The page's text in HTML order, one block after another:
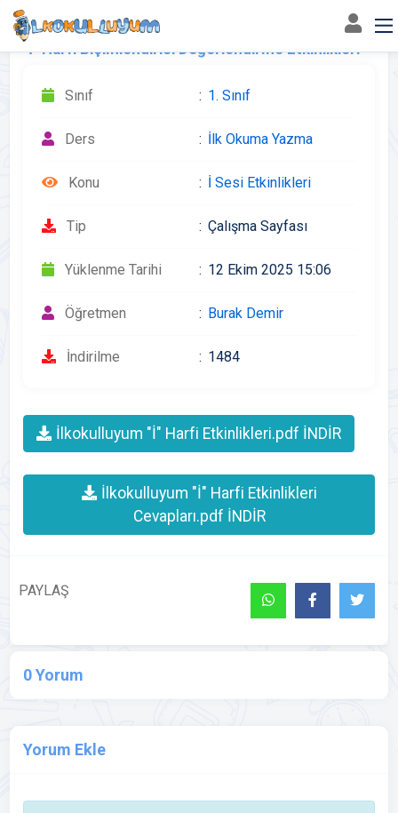
"İ" Harfi Biçimlendirici Değerlendirme Etkinlikleri
Sınıf 1. Sınıf
Ders İlk Okuma Yazma
Konu İ Sesi Etkinlikleri
Tip Çalışma Sayfası
Yüklenme Tarihi 12 Ekim 2025 15:06
Öğretmen Burak Demir
İndirilme 1484
İlkokulluyum "İ" Harfi Etkinlikleri.pdf İNDİR
İlkokulluyum "İ" Harfi Etkinlikleri
Cevapları.pdf İNDİR
PAYLAŞ
0 Yorum
Yorum Ekle